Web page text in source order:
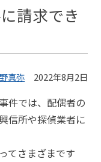
請求でき
真弥 2022年8月2日
件では、配偶者の
信所や探偵業者に
てさまざまです